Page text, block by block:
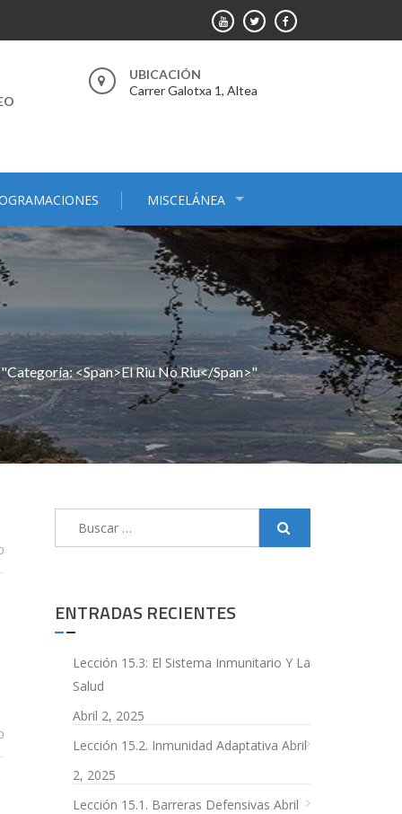
UBICACIÓN
Carrer Galotxa 1, Altea
MISCELÁNEA
<span>El Riu No Riu</span>"
ENTRADAS RECIENTES
Lección 15.3: El Sistema Inmunitario Y La
Salud
Abril 2, 2025
Lección 15.2. Inmunidad Adaptativa Abril
2, 2025
Lección 15.1. Barreras Defensivas Abril